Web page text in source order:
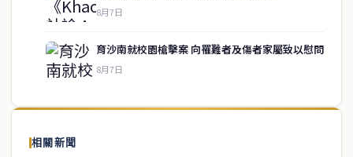
8月7日
育沙南就校園槍擊案 向罹難者及傷者家屬致以慰問
8月7日
相關新聞
關於我們
泰國中文新聞（TCN）是一家總部設於曼谷的中文新聞媒體，致力於
供即時、客觀、多元的中文新聞內容。
service@thaichinesenews.com